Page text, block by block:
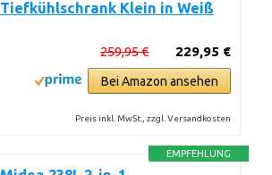
Tiefkühlschrank Klein in Weiß
229,95 €
259,95 €
Bei Amazon ansehen
Preis inkl. MwSt., zzgl. Versandkosten
EMPFEHLUNG